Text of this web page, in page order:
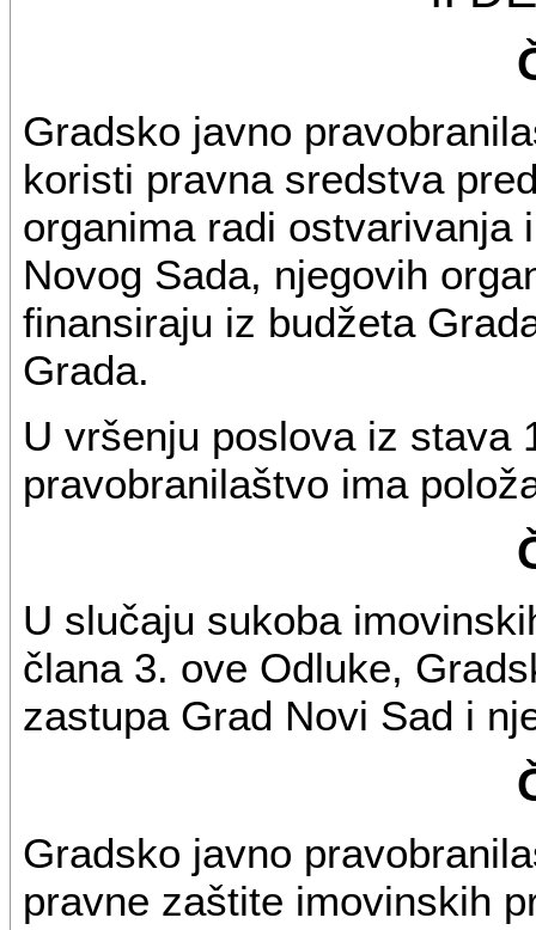
Gradsko javno
koristi pravna sredstva
organima radi ostvarivanja
Novog Sada, njegovih
finansiraju iz budžeta
Grada.
U vršenju poslova iz stava
pravobranilaštvo ima
U slučaju sukoba
člana 3. ove Odluke,
zastupa Grad Novi Sad i
Gradsko javno
pravne zaštite imovinskih